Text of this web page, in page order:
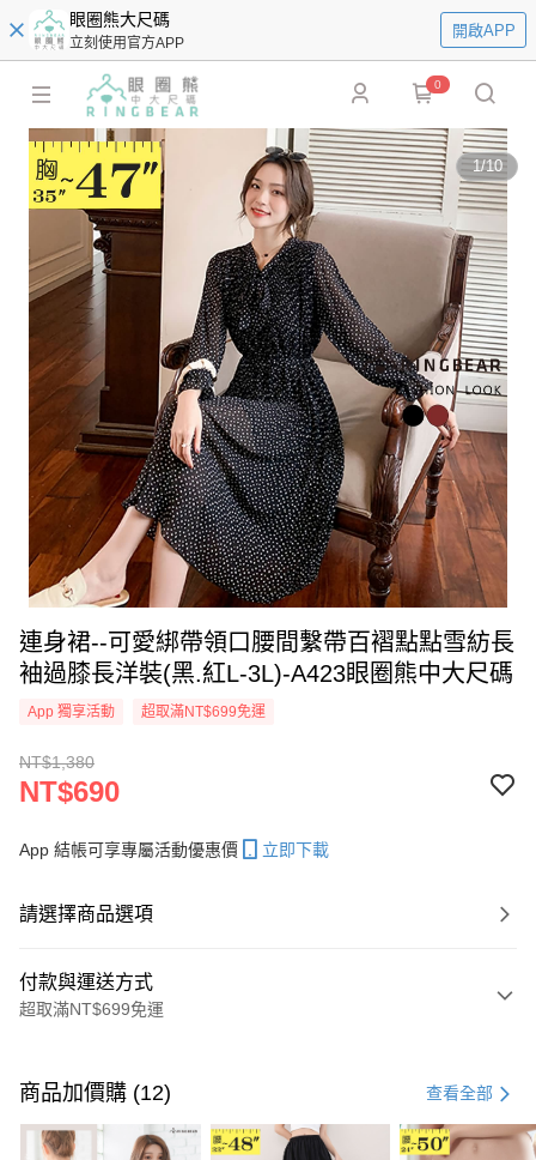
眼圈熊大尺碼
立刻使用官方APP
開啟APP
0
1/10
連身裙--可愛綁帶領口腰間繫帶百褶點點雪紡長
袖過膝長洋裝(黑.紅L-3L)-A423眼圈熊中大尺碼
App 獨享活動 超取滿NT$699免運
NT$1,380
NT$690
App 結帳可享專屬活動優惠價 立即下載
請選擇商品選項
付款與運送方式
超取滿NT$699免運
信用卡一次付款
超商取貨付款
商品加價購 (12) 查看全部